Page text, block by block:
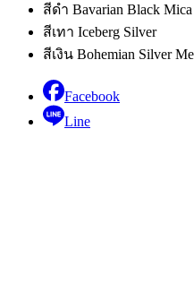
สีดำ Bavarian Black Mica
สีเทา Iceberg Silver
สีเงิน Bohemian Silver
Facebook
Line